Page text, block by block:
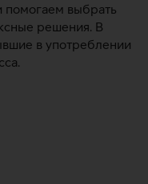
помогаем выбрать
решения. В
в употреблении